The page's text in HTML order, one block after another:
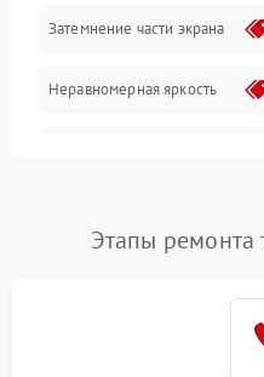
Механические
Программное обеспечение
Сеть и подключения
Затемнение части экрана
Неравномерная яркость
Этапы ремонта